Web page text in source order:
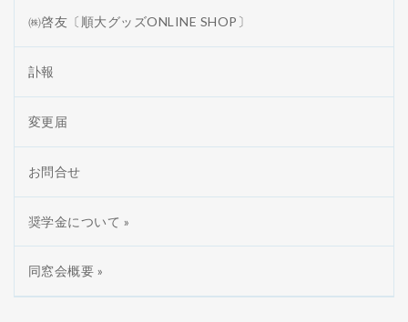
㈱啓友〔順大グッズONLINE SHOP〕
訃報
変更届
お問合せ
奨学金について »
同窓会概要 »